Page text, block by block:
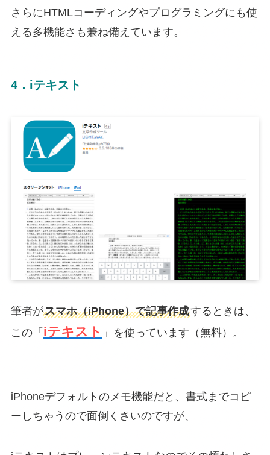
さらにHTMLコーディングやプログラミングにも使
える多機能さも兼ね備えています。
4．iテキスト
筆者がスマホ（iPhone）で記事作成するときは、
この「 iテキスト 」を使っています（無料）。
iPhoneデフォルトのメモ機能だと、書式までコピ
ーしちゃうので面倒くさいのですが、